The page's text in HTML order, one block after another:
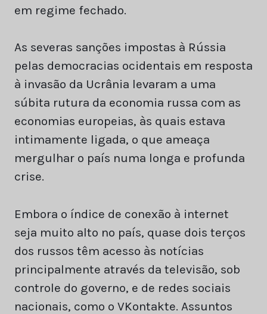
em regime fechado.
As severas sanções impostas à Rússia
pelas democracias ocidentais em resposta
à invasão da Ucrânia levaram a uma
súbita rutura da economia russa com as
economias europeias, às quais estava
intimamente ligada, o que ameaça
mergulhar o país numa longa e profunda
crise.
Embora o índice de conexão à internet
seja muito alto no país, quase dois terços
dos russos têm acesso às notícias
principalmente através da televisão, sob
controle do governo, e de redes sociais
nacionais, como o VKontakte. Assuntos